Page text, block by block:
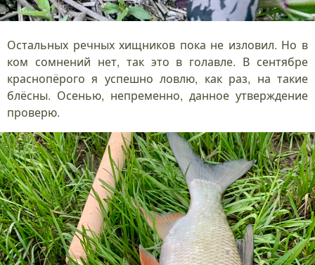
Остальных речных хищников пока не изловил. Но в
ком сомнений нет, так это в голавле. В сентябре
краснопёрого я успешно ловлю, как раз, на такие
блёсны. Осенью, непременно, данное утверждение
проверю.